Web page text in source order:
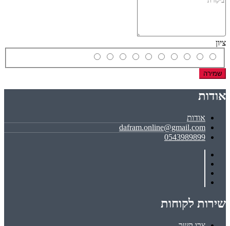
ציון
שמירה
אודות
אודות
dafram.online@gmail.com
0543989899
שירות לקוחות